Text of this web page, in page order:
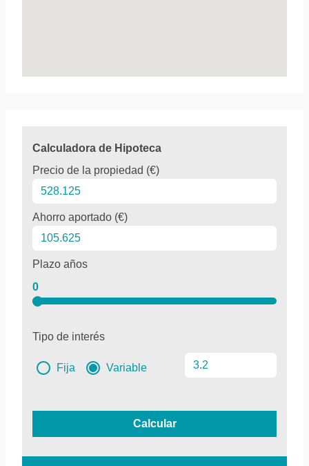
Calculadora de Hipoteca
Precio de la propiedad (€)
Ahorro aportado (€)
Plazo años
0
Tipo de interés
Fija Variable
Calcular